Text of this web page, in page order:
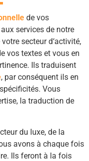
de vos
services de notre
secteur d‘activité,
vos textes et vous en
Ils traduisent
, par conséquent ils en
Vous
la traduction de
du luxe, de la
avons à chaque fois
Ils feront à la fois